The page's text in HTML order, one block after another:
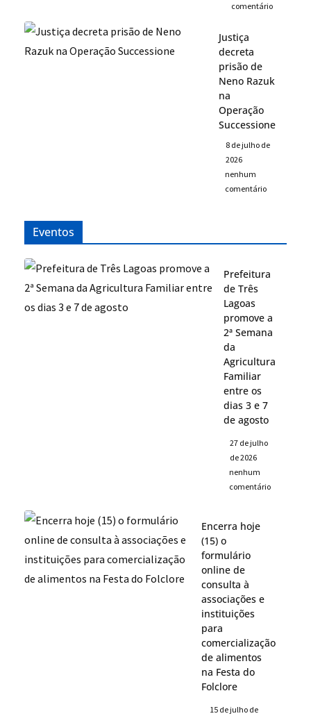
comentário
Justiça
decreta
prisão de
Neno Razuk
na
Operação
Successione
8 de julho de
2026
nenhum
comentário
Eventos
Prefeitura
de Três
Lagoas
promove a
2ª Semana
da
Agricultura
Familiar
entre os
dias 3 e 7
de agosto
27 de julho
de 2026
nenhum
comentário
Encerra hoje
(15) o
formulário
online de
consulta à
associações e
instituições
para
comercialização
de alimentos
na Festa do
Folclore
15 de julho de